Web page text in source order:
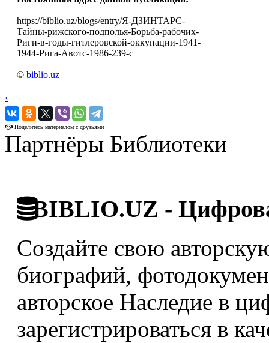
https://biblio.uz/blogs/entry/Я-ДЗИНТАРС-
Тайны-рижского-подполья-Борьба-рабочих-
Риги-в-годы-гитлеровской-оккупации-1941-
1944-Рига-Авотс-1986-239-с
© biblio.uz
‹
›
Поделитесь материалом с друзьями
Партнёры Библиотеки
BIBLIO.UZ -
Создайте свою
биографий,
авторское Наследие в
зарегистрироваться в